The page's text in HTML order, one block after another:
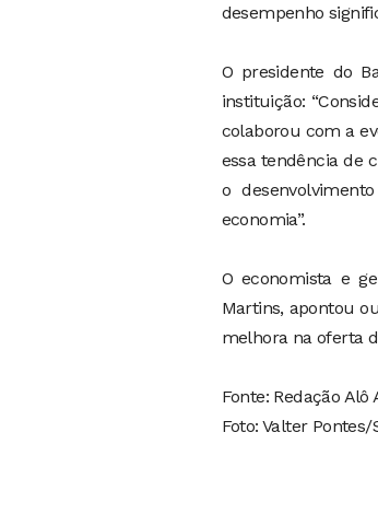
desempenho
O presidente do
instituição:
colaborou com a
essa tendência de
o
economia”.
O economista e
Martins, apontou
melhora na oferta
Fonte: Redação Alô
Foto: Valter Pontes/